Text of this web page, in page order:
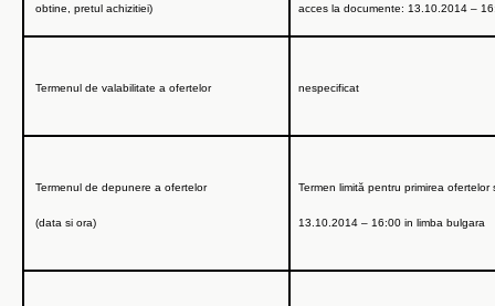
obtine, pretul achizitiei) acces la documente: 13.10.2014 –
Termenul de valabilitate a ofertelor nespecificat
Termenul de depunere a ofertelor
(data si ora)
Termen limită pentru primirea
13.10.2014 – 16:00 in limba bulgara